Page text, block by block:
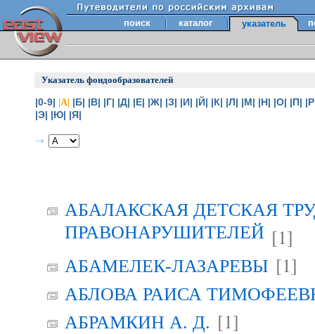
поиск каталог указатель
Указатель фондообразователей
|0-9| |А| |Б| |В| |Г| |Д| |Е| |Ж| |З| |И| |Й| |К| |Л| |М| |Н| |О| |П|
|Э| |Ю| |Я|
АБАЛАКСКАЯ ДЕТСКАЯ
ПРАВОНАРУШИТЕЛЕЙ [1]
АБАМЕЛЕК-ЛАЗАРЕВЫ [1]
АБЛОВА РАИСА
АБРАМКИН А. Д. [1]